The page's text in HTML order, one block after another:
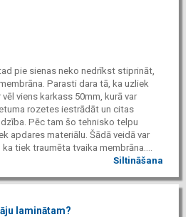
pie sienas neko nedrīkst stiprināt,
Parasti dara tā, ka uzliek
viens karkass 50mm, kurā var
rozetes iestrādāt un citas
Pēc tam šo tehnisko telpu
apdares materiālu. Šādā veidā var
tiek traumēta tvaika membrāna....
Siltināšana
laminātam?